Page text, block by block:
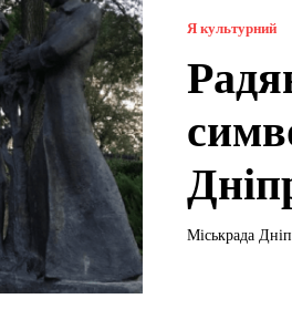
Я культурний
Міськрада